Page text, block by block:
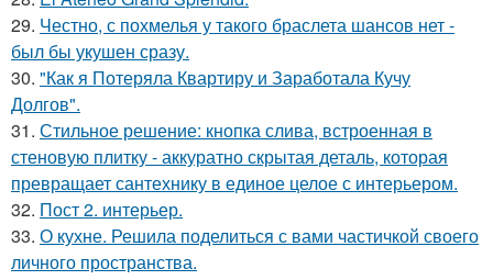
29. Честно, с похмелья у такого браслета шансов нет -
был бы укушен сразу.
30. "Как я Потеряла Квартиру и Заработала Кучу
Долгов".
31. Стильное решение: кнопка слива, встроенная в
стеновую плитку - аккуратно скрытая деталь, которая
превращает сантехнику в единое целое с интерьером.
32. Пост 2. интерьер.
33. О кухне. Решила поделиться с вами частичкой своего
личного пространства.